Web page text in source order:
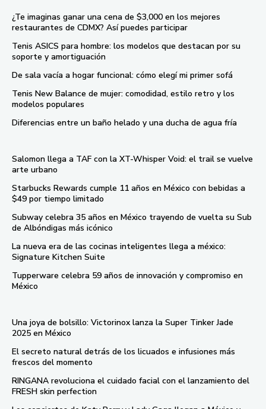
¿Te imaginas ganar una cena de $3,000 en los mejores
restaurantes de CDMX? Así puedes participar
Tenis ASICS para hombre: los modelos que destacan por su
soporte y amortiguación
De sala vacía a hogar funcional: cómo elegí mi primer sofá
Tenis New Balance de mujer: comodidad, estilo retro y los
modelos populares
Diferencias entre un baño helado y una ducha de agua fría
Salomon llega a TAF con la XT-Whisper Void: el trail se vuelve
arte urbano
Starbucks Rewards cumple 11 años en México con bebidas a
$49 por tiempo limitado
Subway celebra 35 años en México trayendo de vuelta su Sub
de Albóndigas más icónico
La nueva era de las cocinas inteligentes llega a méxico:
Signature Kitchen Suite
Tupperware celebra 59 años de innovación y compromiso en
México
Una joya de bolsillo: Victorinox lanza la Super Tinker Jade
2025 en México
El secreto natural detrás de los licuados e infusiones más
frescos del momento
RINGANA revoluciona el cuidado facial con el lanzamiento del
FRESH skin perfection